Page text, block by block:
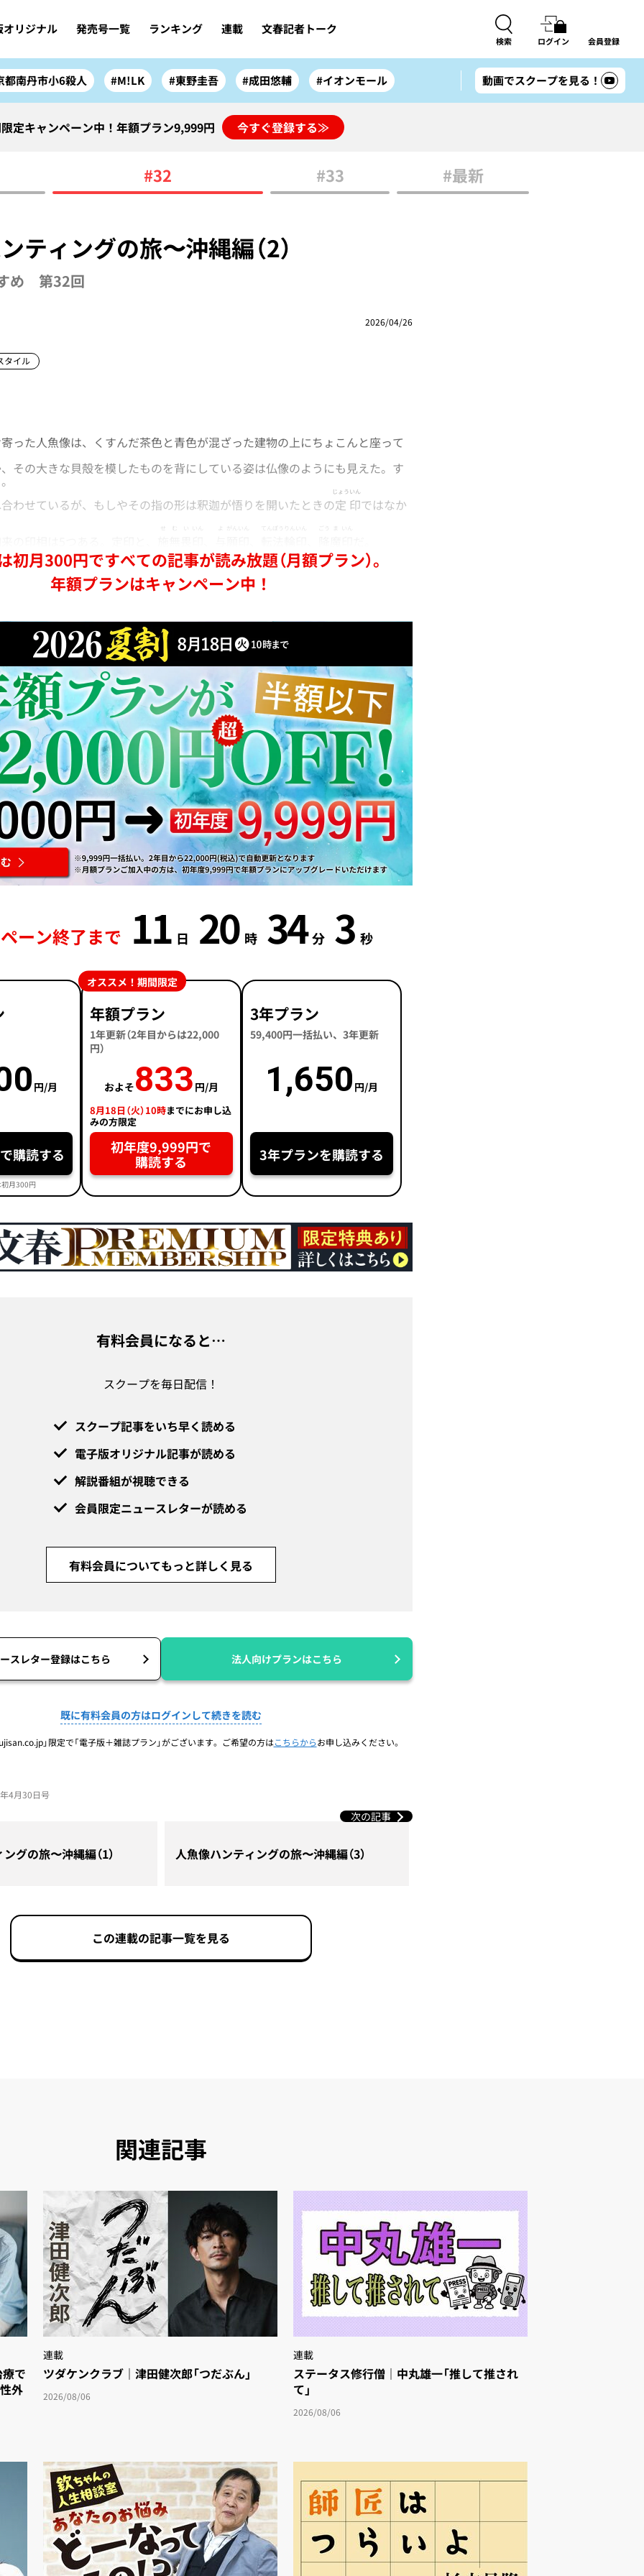
オリジナル 発売号一覧 ランキング 連載 文春記者トーク
検索 ログイン 会員登録
都南丹市小6殺人 #M!LK #東野圭吾 #成田悠輔 #イオンモール 動画でスクープを見る！
定キャンペーン中！年額プラン9,999円 今すぐ登録する≫
#32 #33 #最新
ティングの旅〜沖縄編（2）
め 第32回
2026/04/26
タイル
た人魚像は、くすんだ茶色と青色が混ざった建物の上にちょこんと座って
の大きな貝殻を模したものを背にしている姿は仏像のようにも見えた。す
せているが、もしやその指の形は釈迦が悟りを開いたときの定
じょう
印
いん
ではなか
せむい よ がん てんぽう ま
初月300円ですべての記事が読み放題（月額プラン）。
年額プランはキャンペーン中！
ーン終了まで 11 日 20 時 34 分 2 秒
円/月
購読する
月300円
年額プラン
1年更新（2年目からは22,000
円）
およそ833 円/月
8月18日（火）10時までにお申し込
みの方限定
初年度9,999円で
購読する
オススメ！期間限定
3年プラン
59,400円一括払い、3年更新
1,650 円/月
3年プランを購読する
有料会員になると…
スクープを毎日配信！
スクープ記事をいち早く読める
電子版オリジナル記事が読める
解説番組が視聴できる
会員限定ニュースレターが読める
有料会員についてもっと詳しく見る
スレター登録はこちら 法人向けプランはこちら
既に有料会員の方はログインして続きを読む
」限定で「電子版＋雑誌プラン」がございます。ご希望の方はこちらからお申し込みください。
4月30日号
グの旅〜沖縄編（1）
次の記事
人魚像ハンティングの旅〜沖縄編（3）
この連載の記事一覧を見る
関連記事
で
外
連載
ツダケンクラブ｜津田健次郎「つだぶん」
2026/08/06
連載
ステータス修行僧｜中丸雄一「推して推され
て」
2026/08/06